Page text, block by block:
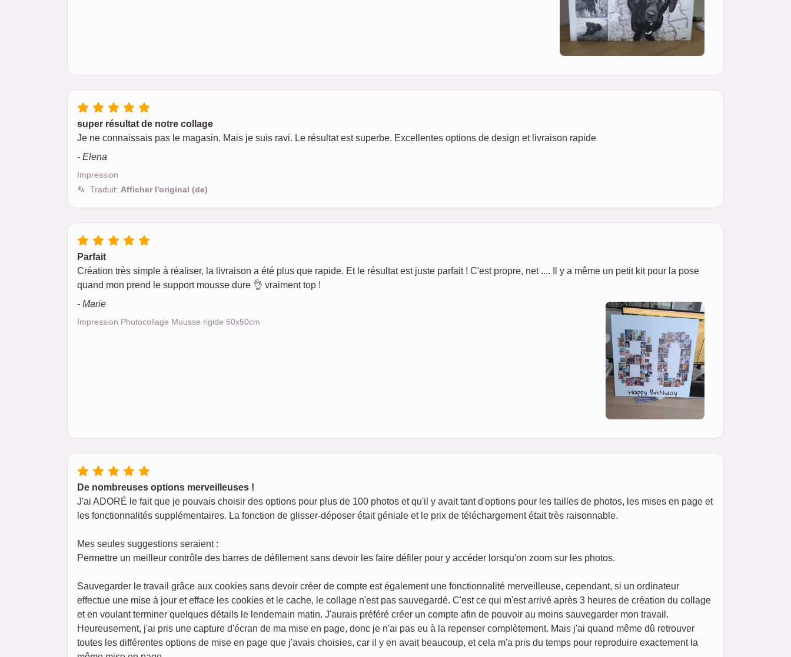
super résultat de notre collage
Je ne connaissais pas le magasin. Mais je suis ravi. Le résultat est superbe. Excellentes options de design et livraison rapide
- Elena
Impression
Traduit: Afficher l'original (de)
Parfait
Création très simple à réaliser, la livraison a été plus que rapide. Et le résultat est juste parfait ! C'est propre, net .... Il y a même un petit kit pour la pose
quand mon prend le support mousse dure 👌 vraiment top !
- Marie
Impression Photocollage Mousse rigide 50x50cm
De nombreuses options merveilleuses !
J'ai ADORÉ le fait que je pouvais choisir des options pour plus de 100 photos et qu'il y avait tant d'options pour les tailles de photos, les mises en page et
les fonctionnalités supplémentaires. La fonction de glisser-déposer était géniale et le prix de téléchargement était très raisonnable.
Mes seules suggestions seraient :
Permettre un meilleur contrôle des barres de défilement sans devoir les faire défiler pour y accéder lorsqu'on zoom sur les photos.
Sauvegarder le travail grâce aux cookies sans devoir créer de compte est également une fonctionnalité merveilleuse, cependant, si un ordinateur
effectue une mise à jour et efface les cookies et le cache, le collage n'est pas sauvegardé. C'est ce qui m'est arrivé après 3 heures de création du collage
et en voulant terminer quelques détails le lendemain matin. J'aurais préféré créer un compte afin de pouvoir au moins sauvegarder mon travail.
Heureusement, j'ai pris une capture d'écran de ma mise en page, donc je n'ai pas eu à la repenser complètement. Mais j'ai quand même dû retrouver
toutes les différentes options de mise en page que j'avais choisies, car il y en avait beaucoup, et cela m'a pris du temps pour reproduire exactement la